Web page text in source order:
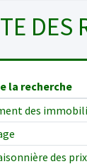
DES
la recherche
des
des prix